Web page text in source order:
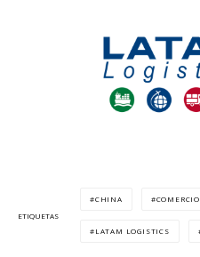
ETIQUETAS
CHINA COMERCIO
LATAM LOGISTICS